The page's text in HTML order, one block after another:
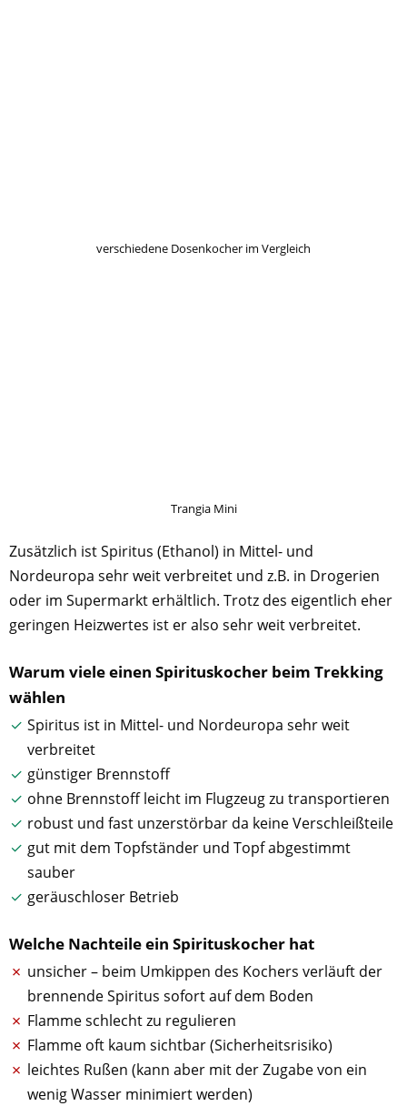
verschiedene Dosenkocher im Vergleich
Trangia Mini
Zusätzlich ist Spiritus (Ethanol) in Mittel- und
Nordeuropa sehr weit verbreitet und z.B. in Drogerien
oder im Supermarkt erhältlich. Trotz des eigentlich eher
geringen Heizwertes ist er also sehr weit verbreitet.
Warum viele einen Spirituskocher beim Trekking
wählen
Spiritus ist in Mittel- und Nordeuropa sehr weit
verbreitet
günstiger Brennstoff
ohne Brennstoff leicht im Flugzeug zu transportieren
robust und fast unzerstörbar da keine Verschleißteile
gut mit dem Topfständer und Topf abgestimmt
sauber
geräuschloser Betrieb
Welche Nachteile ein Spirituskocher hat
unsicher – beim Umkippen des Kochers verläuft der
brennende Spiritus sofort auf dem Boden
Flamme schlecht zu regulieren
Flamme oft kaum sichtbar (Sicherheitsrisiko)
leichtes Rußen (kann aber mit der Zugabe von ein
wenig Wasser minimiert werden)